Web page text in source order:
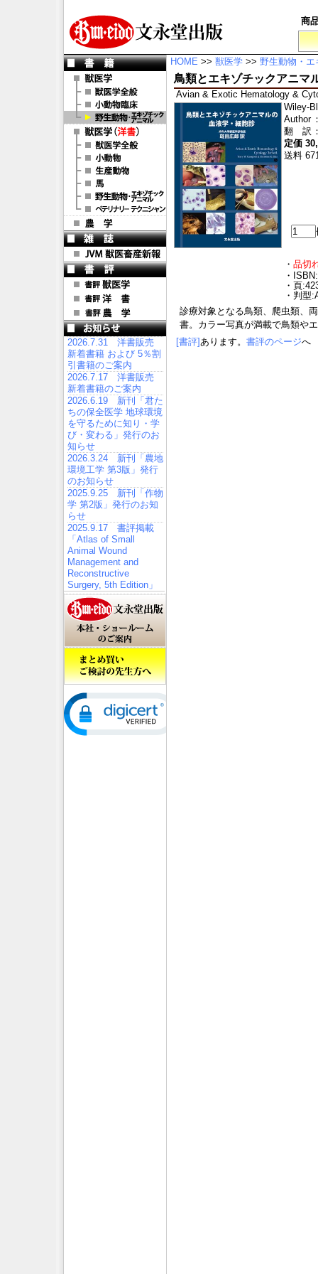
商
2026.7.31 洋書販売
新着書籍 および 5％割
引書籍のご案内
2026.7.17 洋書販売
新着書籍のご案内
2026.6.19 新刊「君た
ちの保全医学 地球環境
を守るために知り・学
び・変わる」発行のお
知らせ
2026.3.24 新刊「農地
環境工学 第3版」発行
のお知らせ
2025.9.25 新刊「作物
学 第2版」発行のお知
らせ
2025.9.17 書評掲載
「Atlas of Small
Animal Wound
Management and
Reconstructive
Surgery, 5th Edition」
HOME >> 獣医学 >> 野生動物・
鳥類とエキゾチックアニマ
Avian & Exotic Hematology &
Wiley-
Author
翻 訳
定価
送料
・ 品切
・
・頁
・判型
診療対象となる鳥類、爬虫類、
書。カラー写真が満載で鳥類や
[書評]あります。 書評のページへ